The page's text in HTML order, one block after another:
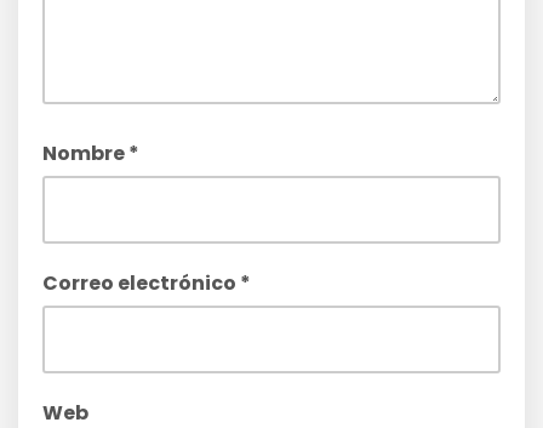
Nombre*
Correo electrónico *
Web